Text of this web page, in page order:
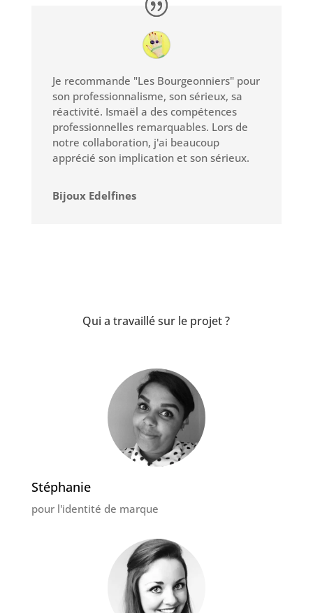
Je recommande "Les Bourgeonniers" pour
son professionnalisme, son sérieux, sa
réactivité. Ismaël a des compétences
professionnelles remarquables. Lors de
notre collaboration, j'ai beaucoup
apprécié son implication et son sérieux.
Bijoux Edelfines
Qui a travaillé sur le projet ?
Stéphanie
pour l'identité de marque